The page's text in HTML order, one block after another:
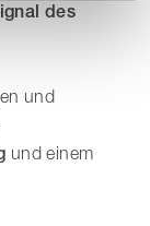
des
und
und einem